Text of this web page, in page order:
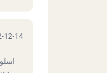
12-14